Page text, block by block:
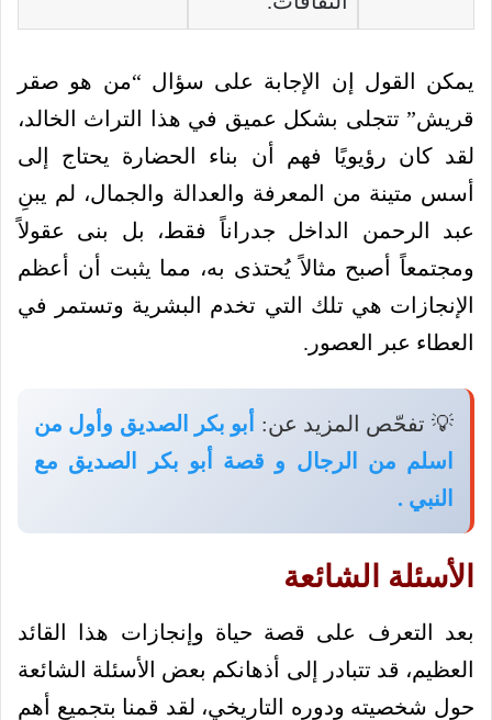
يمكن القول إن الإجابة على سؤال “من هو صقر
قريش” تتجلى بشكل عميق في هذا التراث الخالد،
لقد كان رؤيويًا فهم أن بناء الحضارة يحتاج إلى
أسس متينة من المعرفة والعدالة والجمال، لم يبنِ
عبد الرحمن الداخل جدراناً فقط، بل بنى عقولاً
ومجتمعاً أصبح مثالاً يُحتذى به، مما يثبت أن أعظم
الإنجازات هي تلك التي تخدم البشرية وتستمر في
العطاء عبر العصور.
💡 تفحّص المزيد عن:
أبو بكر الصديق وأول من
اسلم من الرجال و قصة أبو بكر الصديق مع
النبي .
الأسئلة الشائعة
بعد التعرف على قصة حياة وإنجازات هذا القائد
العظيم، قد تتبادر إلى أذهانكم بعض الأسئلة الشائعة
حول شخصيته ودوره التاريخي، لقد قمنا بتجميع أهم